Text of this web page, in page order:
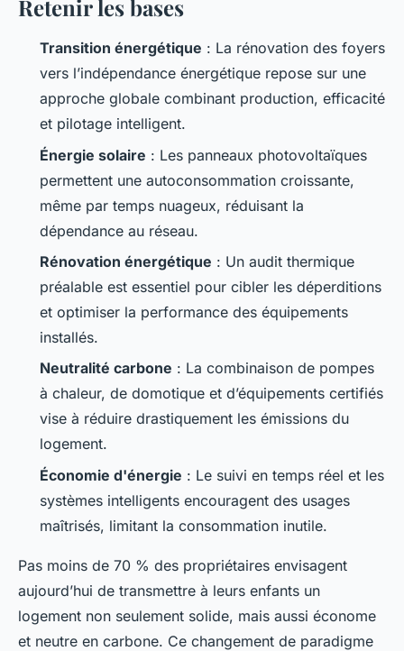
Retenir les bases
Transition énergétique : La rénovation des foyers
vers l’indépendance énergétique repose sur une
approche globale combinant production, efficacité
et pilotage intelligent.
Énergie solaire : Les panneaux photovoltaïques
permettent une autoconsommation croissante,
même par temps nuageux, réduisant la
dépendance au réseau.
Rénovation énergétique : Un audit thermique
préalable est essentiel pour cibler les déperditions
et optimiser la performance des équipements
installés.
Neutralité carbone : La combinaison de pompes
à chaleur, de domotique et d’équipements certifiés
vise à réduire drastiquement les émissions du
logement.
Économie d'énergie : Le suivi en temps réel et les
systèmes intelligents encouragent des usages
maîtrisés, limitant la consommation inutile.
Pas moins de 70 % des propriétaires envisagent
aujourd’hui de transmettre à leurs enfants un
logement non seulement solide, mais aussi économe
et neutre en carbone. Ce changement de paradigme